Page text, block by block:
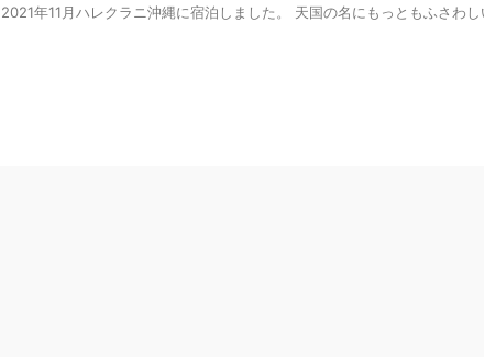
2021年11月ハレクラニ沖縄に宿泊しました。 天国の名にもっともふさわ